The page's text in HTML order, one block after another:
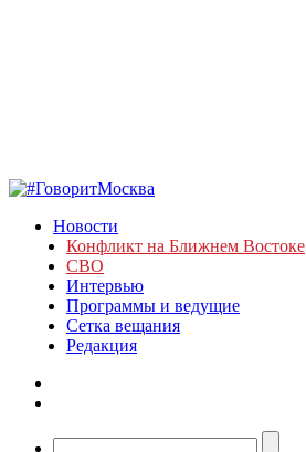
Новости
Конфликт на Ближнем Востоке
СВО
Интервью
Программы и ведущие
Сетка вещания
Редакция